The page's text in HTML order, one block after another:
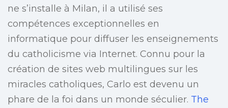
ne s’installe à Milan, il a utilisé ses
compétences exceptionnelles en
informatique pour diffuser les enseignements
du catholicisme via Internet. Connu pour la
création de sites web multilingues sur les
miracles catholiques, Carlo est devenu un
phare de la foi dans un monde séculier. The